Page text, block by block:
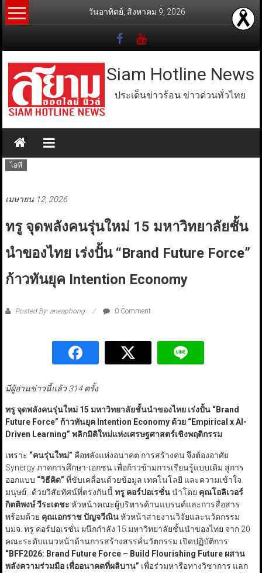
Skip
to
วันอาทิตย์, สิงหาคม 9, 2026
Siam Hotline News
ประเด็นข่าวร้อน ข่าวด่วนทั่วไทย
ไอที
เมษายน 12, 2026
ทรู จุดพลังคนรุ่นใหม่ 15 มหาวิทยาลัยชั้น
นำของไทย เร่งปั้น “Brand Future Force”
ก้าวทันยุค Intention Economy
Posted By: aneaphong 0 Comment
มีผู้อ่านข่าวนี้แล้ว 314 ครั้ง
ทรู จุดพลังคนรุ่นใหม่ 15 มหาวิทยาลัยชั้นนำของไทย เร่งปั้น “Brand
Future Force” ก้าวทันยุค Intention Economy ด้วย “Empirical x AI-
Driven Learning” พลิกมิติใหม่แห่งเศรษฐศาสตร์เชิงพฤติกรรม
เพราะ “คนรุ่นใหม่” คือพลังแห่งอนาคต การสร้างคน จึงต้องอาศัย
Synergy ภาคการศึกษา-เอกชน เพื่อก้าวข้ามการเรียนรู้แบบเดิม สู่การ
ออกแบบ “วิธีคิด” ที่ขับเคลื่อนด้วยข้อมูล เทคโนโลยี และความเข้าใจ
มนุษย์…ด้วยวิสัยทัศน์ที่ตรงกันนี้ทรู คอร์ปอเรชั่นนำโดย คุณโอลิเวอร์
กิตติพงษ์ วีระเตชะ หัวหน้าคณะผู้บริหารด้านแบรนด์และการสื่อสาร
พร้อมด้วย คุณเอกราช ปัญจวีณินหัวหน้าสายงานวิจัยและนวัตกรรม
บมจ. ทรู คอร์ปอเรชั่น ผนึกกำลัง 15 มหาวิทยาลัยชั้นนำของไทย จาก 20
คณะระดับแนวหน้าด้านการสร้างสรรค์นวัตกรรม เปิดปฏิบัติการ
“BFF2026: Brand Future Force – Build Flourishing Future ผสาน
พลังความร่วมมือ เพื่ออนาคตที่ผลิบาน” เพื่อร่วมหารือทางวิชาการ แลก